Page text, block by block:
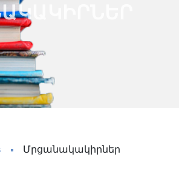
Մրցանակակիրներ